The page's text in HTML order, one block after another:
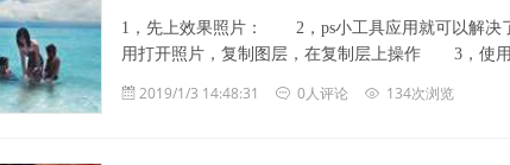
1，先上效果照片： 2，ps小工具应用就可以解决
用打开照片，复制图层，在复制层上操作 3，使用
2019/1/3 14:48:31 0人评论 134次浏览